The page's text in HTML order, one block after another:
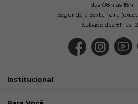
das 08h às 18h
Segunda a Sexta-feira
Sábado das 8h às
Institucional